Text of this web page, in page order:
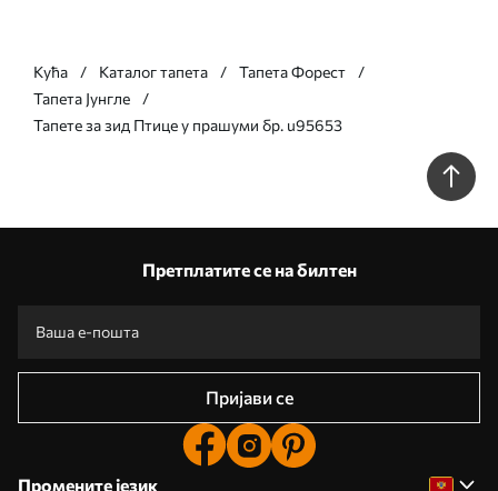
Кућа Каталог тапета
Тапета Форест
Тапета Јунгле
Тапете за зид Птице у прашуми бр. u95653
Претплатите се на билтен
Пријави се
Промените језик